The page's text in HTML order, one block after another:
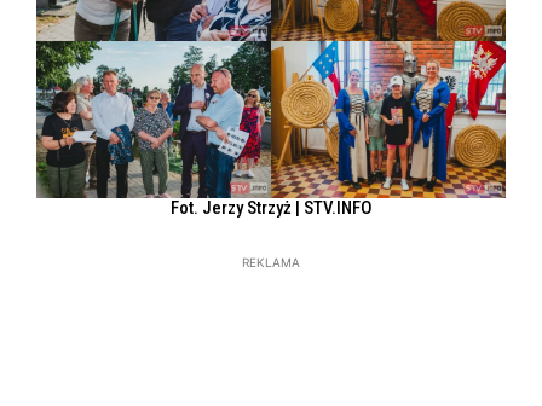
Fot. Jerzy Strzyż | STV.INFO
REKLAMA